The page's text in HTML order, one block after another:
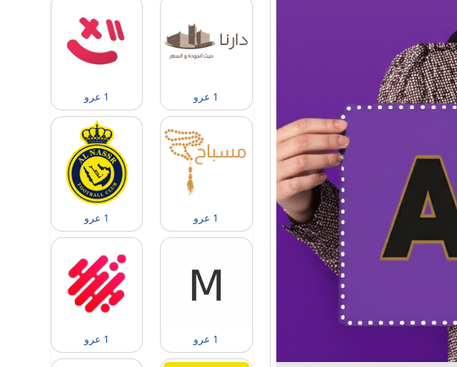
1 عرو 1 عرو
1 عرو 1 عرو
1 عرو 1 عرو